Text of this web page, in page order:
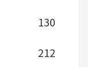
130
212